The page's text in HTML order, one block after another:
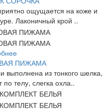
ощущается на коже и
Лаконичный крой ..
ПИЖАМА
из тонкого шелка,
по телу, слегка охла..